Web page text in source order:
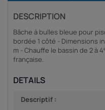
DESCRIPTION
Bâche à bulles bleue pour
bordée 1 côté - Dimensions
m - Chauffe le bassin de 2 à
française.
DETAILS
Descriptif :